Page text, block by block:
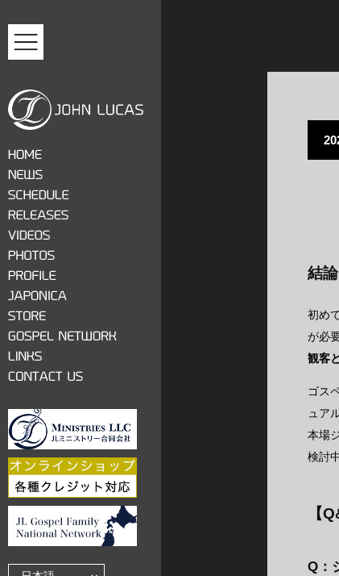
HOME
NEWS
SCHEDULE
RELEASES
VIDEOS
PHOTOS
PROFILE
JAPONICA
STORE
GOSPEL NETWORK
LINKS
結
初め
が必
観客
ゴス
ュア
本場
検討
【
Q：